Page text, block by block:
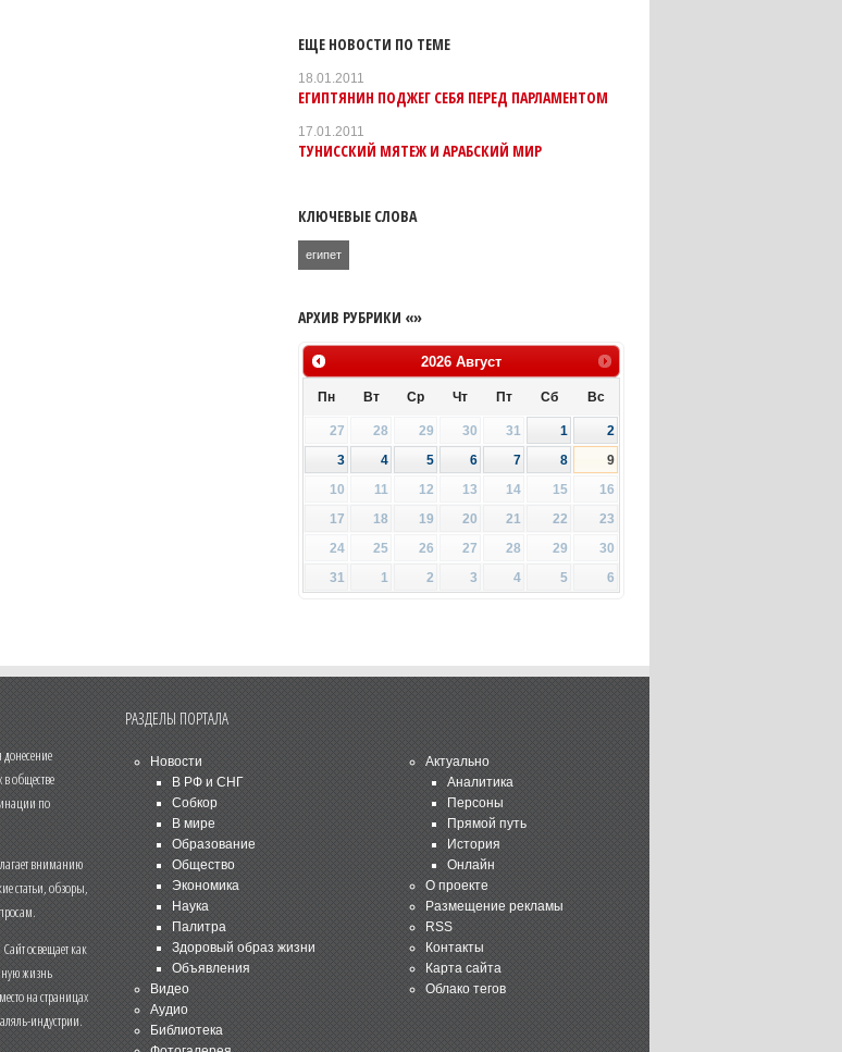
ЕЩЕ НОВОСТИ ПО ТЕМЕ
18.01.2011
ЕГИПТЯНИН ПОДЖЕГ СЕБЯ ПЕРЕД ПАРЛАМЕНТОМ
17.01.2011
ТУНИССКИЙ МЯТЕЖ И АРАБСКИЙ МИР
КЛЮЧЕВЫЕ СЛОВА
египет
АРХИВ РУБРИКИ «»
2026 Август
Пн Вт Ср Чт Пт Сб Вс
27 28 29 30 31 1
2
3
4 5 6 7 8
9
10
11 12 13 14 15
16
17
18 19 20 21 22
23
24
25 26 27 28 29
30
31
1 2 3 4 5 6
обществе
по
вниманию
статьи, обзоры,
освещает как
жизнь
на страницах
индустрии.
РАЗДЕЛЫ ПОРТАЛА
Новости
В РФ и СНГ
Собкор
В мире
Образование
Общество
Экономика
Наука
Палитра
Здоровый образ жизни
Объявления
Видео
Аудио
Библиотека
Актуально
Аналитика
Персоны
Прямой путь
История
Онлайн
О проекте
Размещение рекламы
RSS
Контакты
Карта сайта
Облако тегов